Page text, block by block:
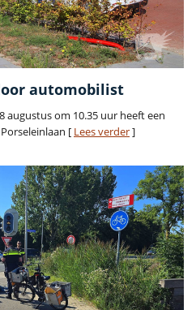
automobilist
augustus om 10.35 uur heeft een
[ Lees verder]